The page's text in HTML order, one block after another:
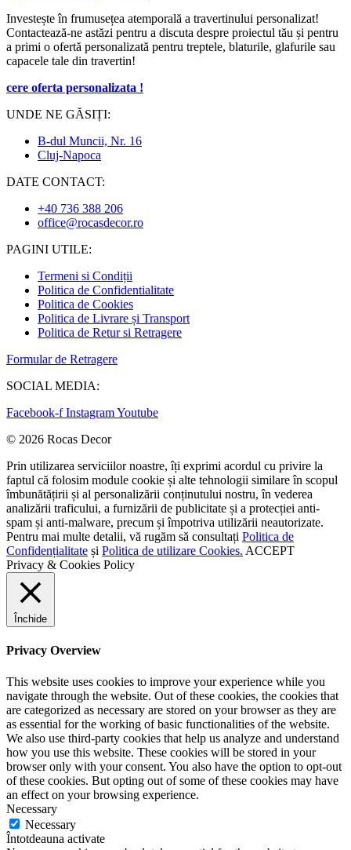
Investește în frumusețea atemporală a travertinului personalizat!
Contactează-ne astăzi pentru a discuta despre proiectul tău și pentru
a primi o ofertă personalizată pentru treptele, blaturile, glafurile sau
capacele tale din travertin!
cere oferta personalizata !
UNDE NE GĂSIȚI:
B-dul Muncii, Nr. 16
Cluj-Napoca
DATE CONTACT:
+40 736 388 206
office@rocasdecor.ro
PAGINI UTILE:
Termeni si Condiții
Politica de Confidentialitate
Politica de Cookies
Politica de Livrare și Transport
Politica de Retur si Retragere
Formular de Retragere
SOCIAL MEDIA:
Facebook-f InstagramYoutube
© 2026 Rocas Decor
Prin utilizarea serviciilor noastre, îți exprimi acordul cu privire la
faptul că folosim module cookie și alte tehnologii similare în scopul
îmbunătățirii și al personalizării conținutului nostru, în vederea
analizării traficului, a furnizării de publicitate și a protecției anti-
spam și anti-malware, precum și împotriva utilizării neautorizate.
Pentru mai multe detalii, vă rugăm să consultați Politica de
Confidențialitate și Politica de utilizare Cookies. ACCEPT
Privacy & Cookies Policy
Închide
Privacy Overview
This website uses cookies to improve your experience while you
navigate through the website. Out of these cookies, the cookies that
are categorized as necessary are stored on your browser as they are
as essential for the working of basic functionalities of the website.
We also use third-party cookies that help us analyze and understand
how you use this website. These cookies will be stored in your
browser only with your consent. You also have the option to opt-out
of these cookies. But opting out of some of these cookies may have
an effect on your browsing experience.
Necessary
Necessary
Întotdeauna activate